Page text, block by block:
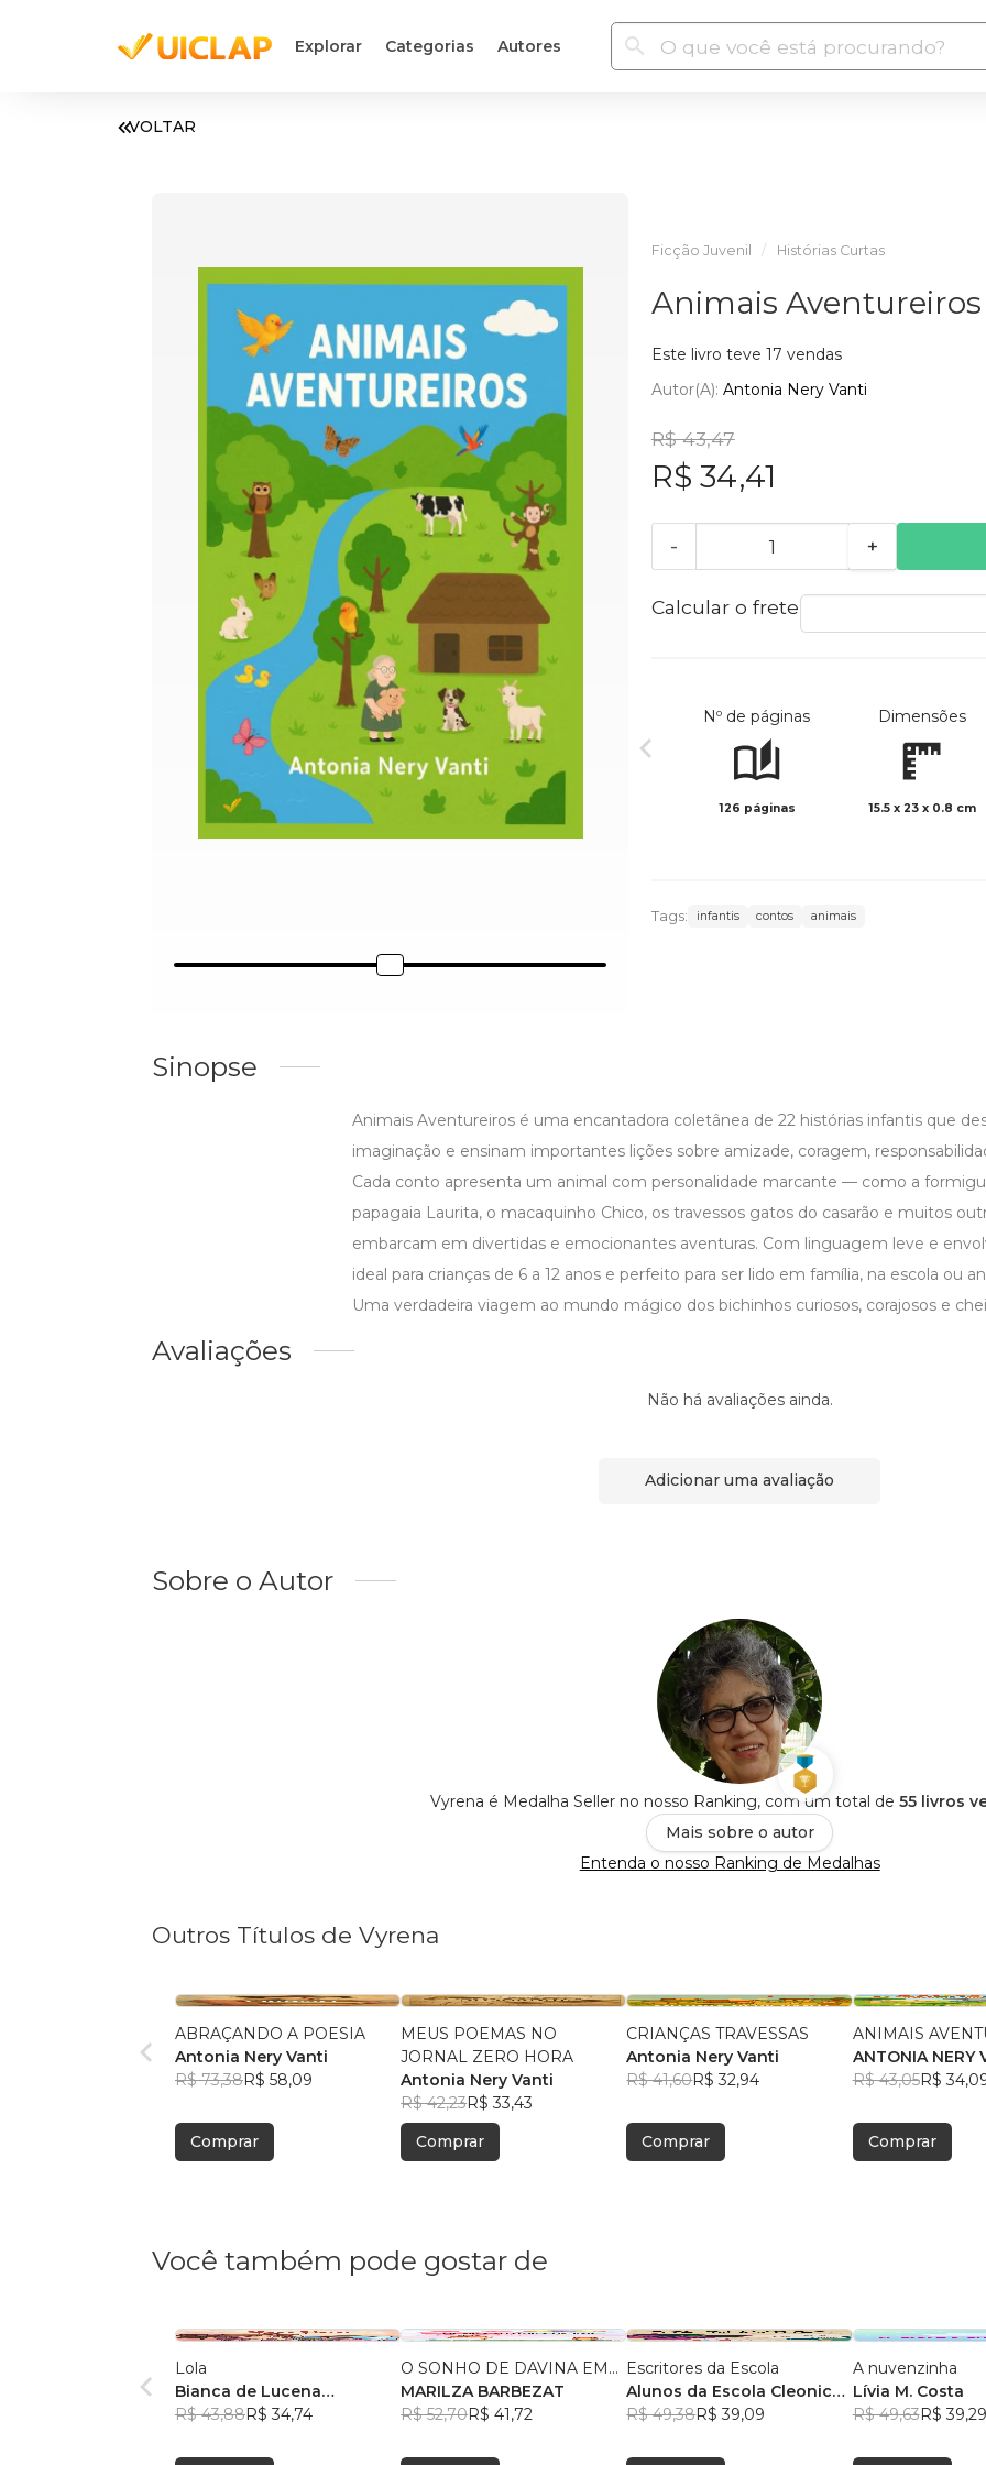
Explorar Categorias Autores
VOLTAR
Ficção Juvenil Histórias Curtas
Animais Aventureiros
Este livro teve 17 vendas
Autor(a): Antonia Nery Vanti
R$ 43,47
R$ 34,41
- +
Calcular o frete
Nº de páginas
126 páginas
Dimensões
15.5 x 23 x 0.8 cm
Tags: infantis contos animais
Sinopse
Animais Aventureiros é uma encantadora coletânea de 22 histórias infantis que
imaginação e ensinam importantes lições sobre amizade, coragem,
Cada conto apresenta um animal com personalidade marcante — como a
papagaia Laurita, o macaquinho Chico, os travessos gatos do casarão e muitos
embarcam em divertidas e emocionantes aventuras. Com linguagem leve e
ideal para crianças de 6 a 12 anos e perfeito para ser lido em família, na escola ou
Uma verdadeira viagem ao mundo mágico dos bichinhos curiosos, corajosos e
Avaliações
Não há avaliações ainda.
Adicionar uma avaliação
Sobre o Autor
Vyrena é Medalha Seller no nosso Ranking, com um total de 55 livros
Mais sobre o autor
Entenda o nosso Ranking de Medalhas
Outros Títulos de Vyrena
ABRAÇANDO A POESIA
Antonia Nery Vanti
R$ 73,38R$ 58,09
Comprar
MEUS POEMAS NO
JORNAL ZERO HORA
Antonia Nery Vanti
R$ 42,23R$ 33,43
Comprar
CRIANÇAS TRAVESSAS
Antonia Nery Vanti
R$ 41,60R$ 32,94
Comprar
ANIMAIS
ANTONIA NERY
R$ 43,05R$
Comprar
Você também pode gostar de
Lola
Bianca de Lucena
Coutinho de Oliveira
R$ 43,88R$ 34,74
O SONHO DE DAVINA EM...
MARILZA BARBEZAT
R$ 52,70R$ 41,72
Escritores da Escola
Alunos da Escola Cleonice
Bezerra, +2
R$ 49,38R$ 39,09
A nuvenzinha
Lívia M. Costa
R$ 49,63R$ 39,29